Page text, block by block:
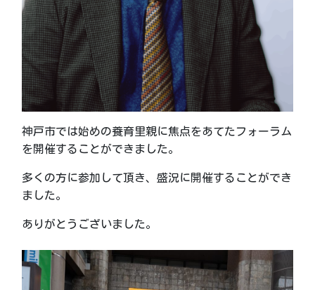
神戸市では始めの養育里親に焦点をあてたフォーラム
を開催することができました。
多くの方に参加して頂き、盛況に開催することができ
ました。
ありがとうございました。